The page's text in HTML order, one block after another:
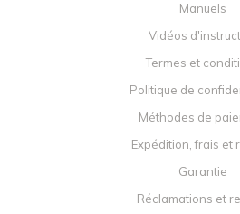
Manuels
Vidéos
Termes et
Politique de
Méthodes de
Expédition, frais et
Garantie
Réclamations et